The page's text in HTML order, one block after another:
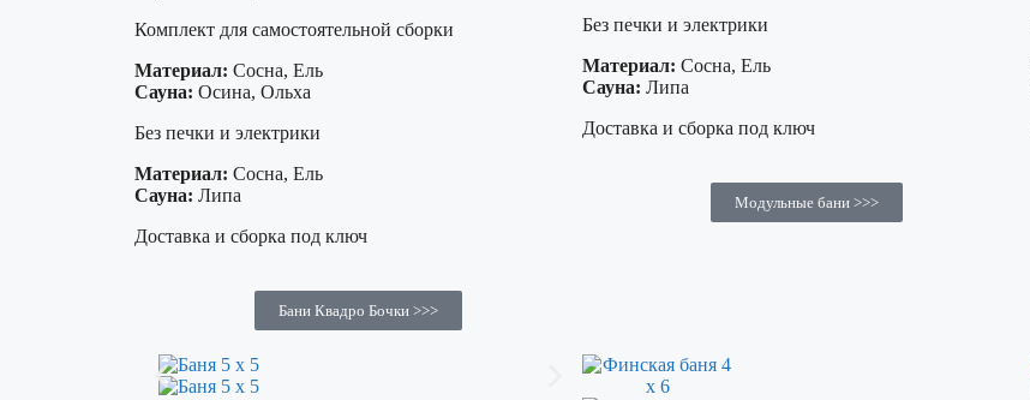
Комплект для самостоятельной сборки
Материал: Сосна, Ель
Сауна: Осина, Ольха
Без печки и электрики
Материал: Сосна, Ель
Сауна: Липа
Доставка и сборка под ключ
Бани Квадро Бочки >>>
Без печки и электрики
Материал: Сосна, Ель
Сауна: Липа
Доставка и сборка под ключ
Модульные бани >>>